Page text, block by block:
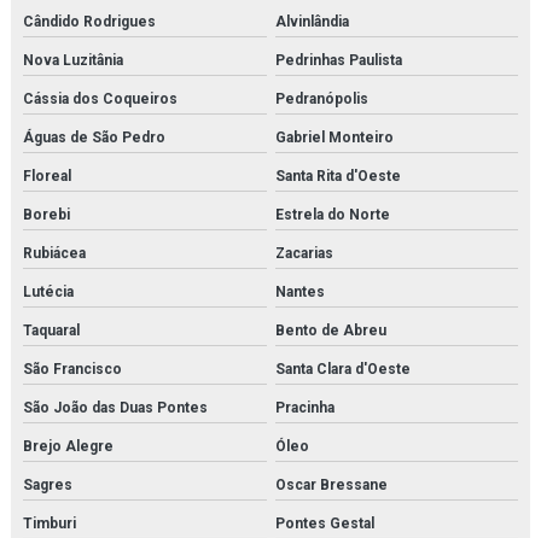
Cândido Rodrigues Alvinlândia
Nova Luzitânia Pedrinhas Paulista
Cássia dos Coqueiros Pedranópolis
Águas de São Pedro Gabriel Monteiro
Floreal Santa Rita d'Oeste
Borebi Estrela do Norte
Rubiácea Zacarias
Lutécia Nantes
Taquaral Bento de Abreu
São Francisco Santa Clara d'Oeste
São João das Duas Pontes Pracinha
Brejo Alegre Óleo
Sagres Oscar Bressane
Timburi Pontes Gestal